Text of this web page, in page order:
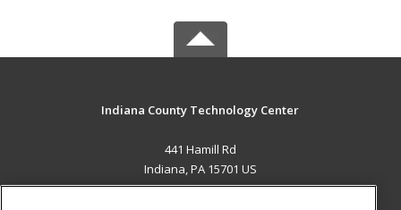
Indiana County Technology Center
441 Hamill Rd
Indiana, PA 15701 US